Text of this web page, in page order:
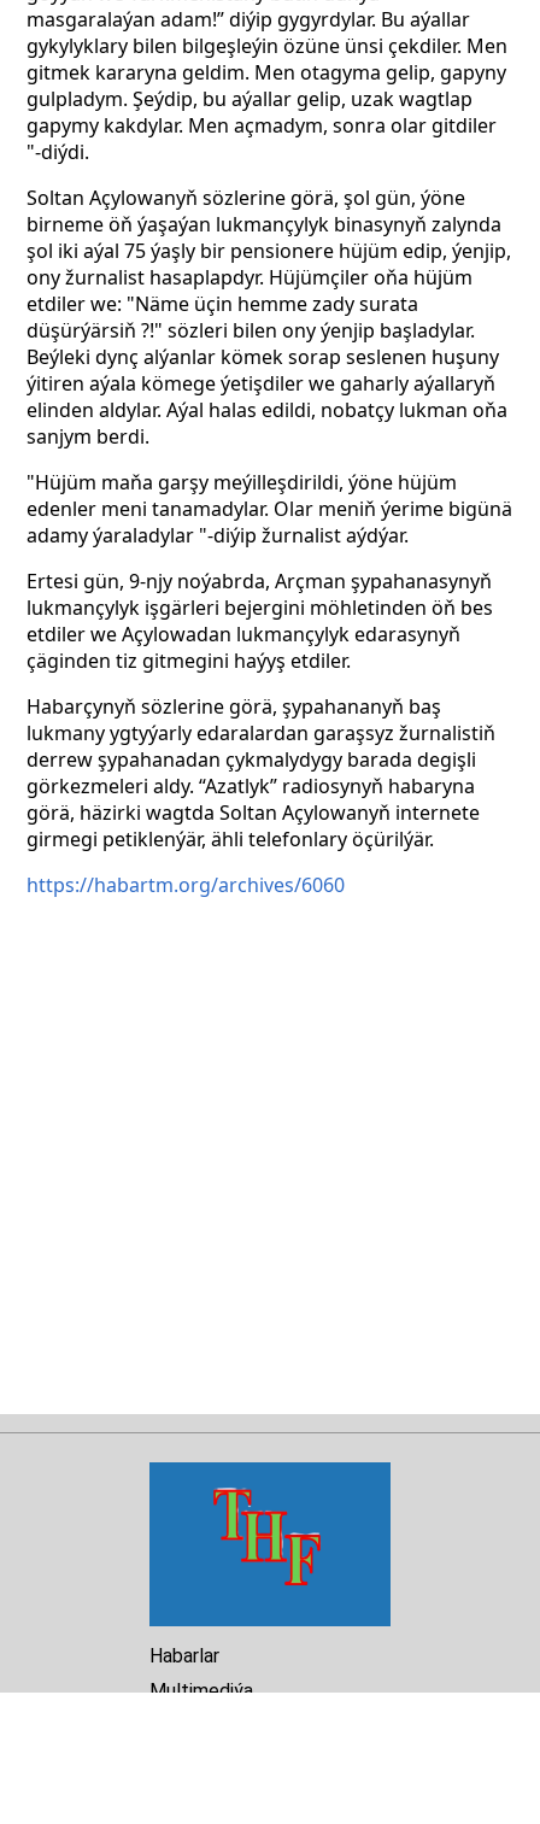
masgaralaýan adam!” diýip gygyrdylar. Bu aýallar
gykylyklary bilen bilgeşleýin özüne ünsi çekdiler. Men
gitmek kararyna geldim. Men otagyma gelip, gapyny
gulpladym. Şeýdip, bu aýallar gelip, uzak wagtlap
gapymy kakdylar. Men açmadym, sonra olar gitdiler
"-diýdi.
Soltan Açylowanyň sözlerine görä, şol gün, ýöne
birneme öň ýaşaýan lukmançylyk binasynyň zalynda
şol iki aýal 75 ýaşly bir pensionere hüjüm edip, ýenjip,
ony žurnalist hasaplapdyr. Hüjümçiler oňa hüjüm
etdiler we: "Näme üçin hemme zady surata
düşürýärsiň ?!" sözleri bilen ony ýenjip başladylar.
Beýleki dynç alýanlar kömek sorap seslenen huşuny
ýitiren aýala kömege ýetişdiler we gaharly aýallaryň
elinden aldylar. Aýal halas edildi, nobatçy lukman oňa
sanjym berdi.
"Hüjüm maňa garşy meýilleşdirildi, ýöne hüjüm
edenler meni tanamadylar. Olar meniň ýerime bigünä
adamy ýaraladylar "-diýip žurnalist aýdýar.
Ertesi gün, 9-njy noýabrda, Arçman şypahanasynyň
lukmançylyk işgärleri bejergini möhletinden öň bes
etdiler we Açylowadan lukmançylyk edarasynyň
çäginden tiz gitmegini haýyş etdiler.
Habarçynyň sözlerine görä, şypahananyň baş
lukmany ygtyýarly edaralardan garaşsyz žurnalistiň
derrew şypahanadan çykmalydygy barada degişli
görkezmeleri aldy. “Azatlyk” radiosynyň habaryna
görä, häzirki wagtda Soltan Açylowanyň internete
girmegi petiklenýär, ähli telefonlary öçürilýär.
https://habartm.org/archives/6060
Habarlar
Multimediýa